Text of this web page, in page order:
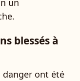
un
blessés à
ont été